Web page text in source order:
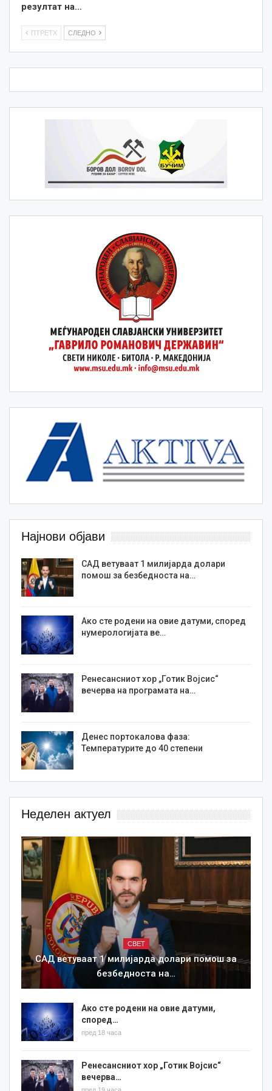
резултат на…
ПТРЕТХ СЛЕДНО
Најнови објави
САД ветуваат 1 милијарда долари
помош за безбедноста на…
Ако сте родени на овие датуми, според
нумерологијата ве…
Ренесансниот хор „Готик Војсис“
вечерва на програмата на…
Денес портокалова фаза:
Температурите до 40 степени
Неделен актуел
СВЕТ
САД ветуваат 1 милијарда долари помош за
безбедноста на…
Ако сте родени на овие датуми,
според…
пред 18 часа
Ренесансниот хор „Готик Војсис“
вечерва…